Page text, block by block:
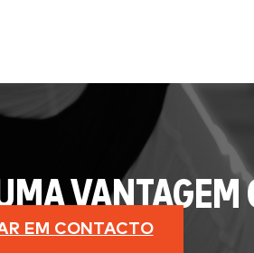
VANTAGEM
EM CONTACTO